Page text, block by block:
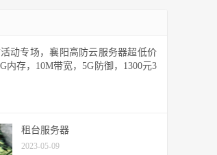
动专场，襄阳高防云服务器超低价
内存，10M带宽，5G防御，1300元3
租台服务器
2023-05-09